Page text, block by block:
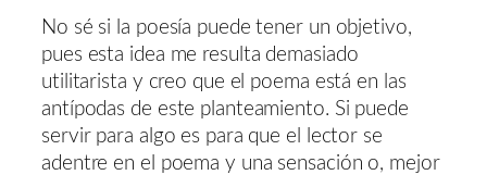
No sé si la poesía puede tener un objetivo,
pues esta idea me resulta demasiado
utilitarista y creo que el poema está en las
antípodas de este planteamiento. Si puede
servir para algo es para que el lector se
adentre en el poema y una sensación o, mejor